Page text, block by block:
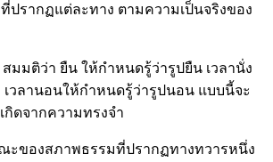
ปรากฏแต่ละทาง ตามความเป็นจริงของ
มมติว่า ยืน ให้กำหนดรู้ว่ารูปยืน เวลานั่ง
วลานอนให้กำหนดรู้ว่ารูปนอน แบบนี้จะ
ดจากความทรงจำ
ะของสภาพธรรมที่ปรากฏทางทวารหนึ่ง